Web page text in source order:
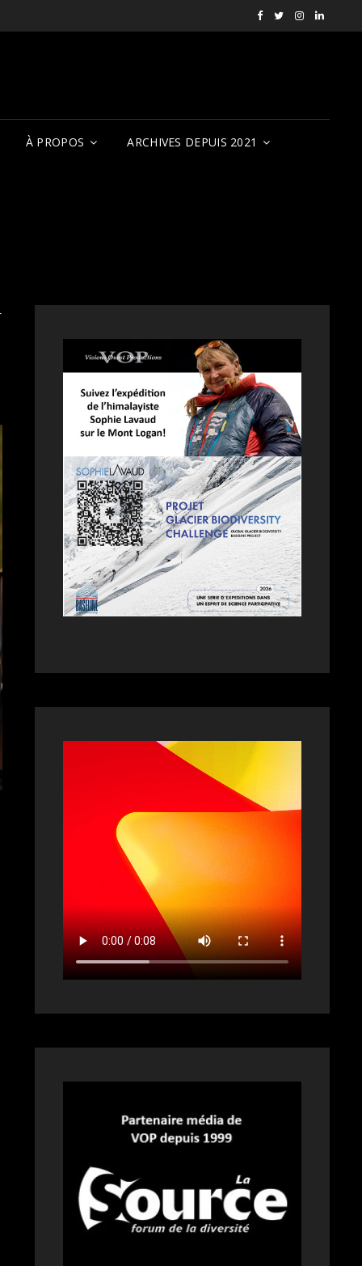
Facebook
X Instagram
VOP
À PROPOS ARCHIVES DEPUIS 2021